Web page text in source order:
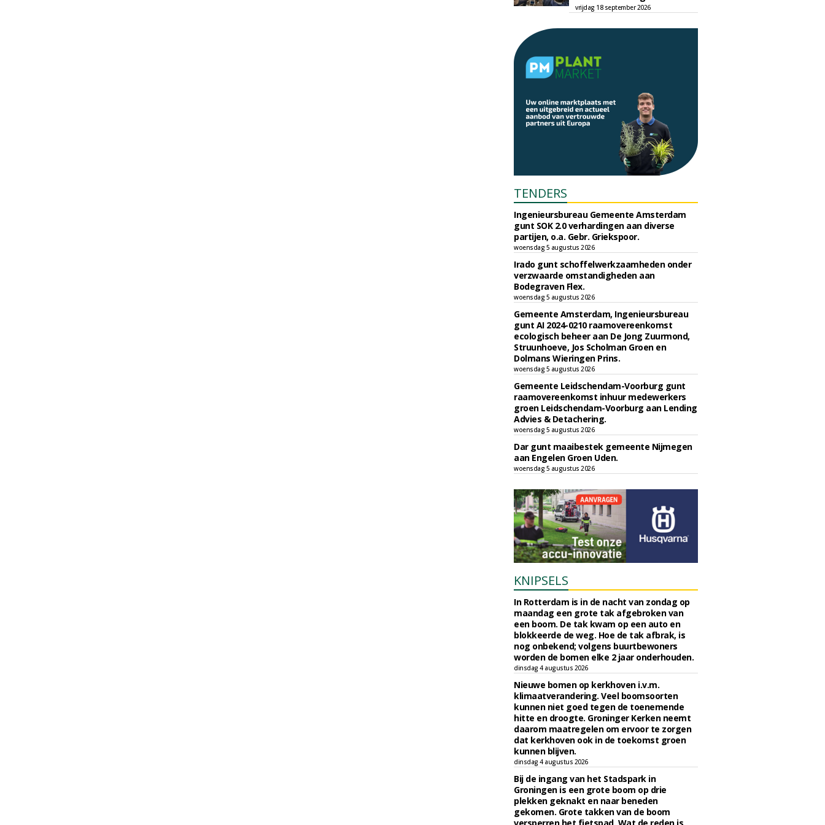
vrijdag 18 september 2026
TENDERS
Ingenieursbureau Gemeente Amsterdam
gunt SOK 2.0 verhardingen aan diverse
partijen, o.a. Gebr. Griekspoor.
woensdag 5 augustus 2026
Irado gunt schoffelwerkzaamheden onder
verzwaarde omstandigheden aan
Bodegraven Flex.
woensdag 5 augustus 2026
Gemeente Amsterdam, Ingenieursbureau
gunt AI 2024-0210 raamovereenkomst
ecologisch beheer aan De Jong Zuurmond,
Struunhoeve, Jos Scholman Groen en
Dolmans Wieringen Prins.
woensdag 5 augustus 2026
Gemeente Leidschendam-Voorburg gunt
raamovereenkomst inhuur medewerkers
groen Leidschendam-Voorburg aan Lending
Advies & Detachering.
woensdag 5 augustus 2026
Dar gunt maaibestek gemeente Nijmegen
aan Engelen Groen Uden.
woensdag 5 augustus 2026
KNIPSELS
In Rotterdam is in de nacht van zondag op
maandag een grote tak afgebroken van
een boom. De tak kwam op een auto en
blokkeerde de weg. Hoe de tak afbrak, is
nog onbekend; volgens buurtbewoners
worden de bomen elke 2 jaar onderhouden.
dinsdag 4 augustus 2026
Nieuwe bomen op kerkhoven i.v.m.
klimaatverandering. Veel boomsoorten
kunnen niet goed tegen de toenemende
hitte en droogte. Groninger Kerken neemt
daarom maatregelen om ervoor te zorgen
dat kerkhoven ook in de toekomst groen
kunnen blijven.
dinsdag 4 augustus 2026
Bij de ingang van het Stadspark in
Groningen is een grote boom op drie
plekken geknakt en naar beneden
gekomen. Grote takken van de boom